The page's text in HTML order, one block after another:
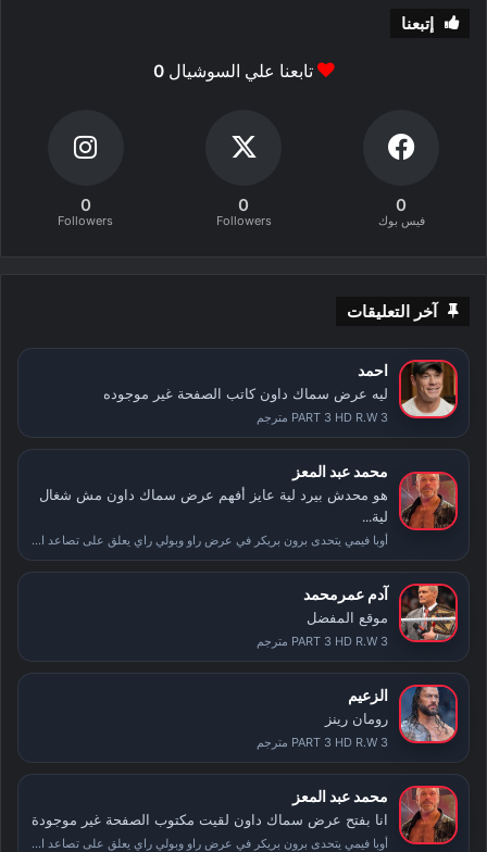
إتبعنا
تابعنا علي السوشيال0
0
فيس بوك
0
Followers
0
Followers
آخر التعليقات
احمد
ليه عرض سماك داون كاتب الصفحة غير موجوده
PART 3 HD R.W 3 مترجم
محمد عبد المعز
هو محدش بيرد لية عايز أفهم عرض سماك داون مش شغال
لية...
أوبا فيمي يتحدى برون بريكر في عرض راو وبولي راي يعلق على تصاعد الأحداث بعد سمر سلام
آدم عمرمحمد
موقع المفضل
PART 3 HD R.W 3 مترجم
الزعيم
رومان رينز
PART 3 HD R.W 3 مترجم
محمد عبد المعز
انا بفتح عرض سماك داون لقيت مكتوب الصفحة غير موجودة
أوبا فيمي يتحدى برون بريكر في عرض راو وبولي راي يعلق على تصاعد الأحداث بعد سمر سلام